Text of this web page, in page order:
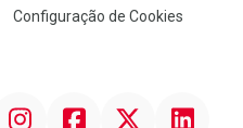
Configuração de Cookies
InstagramFacebookTwitter Linkedin